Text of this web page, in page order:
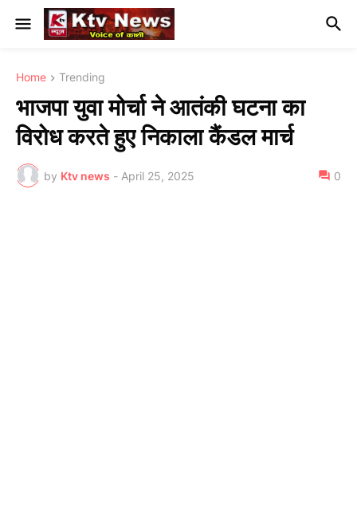
Home Trending
भाजपा युवा मोर्चा ने आतंकी घटना का
विरोध करते हुए निकाला कैंडल मार्च
by Ktv news - April 25, 2025 0